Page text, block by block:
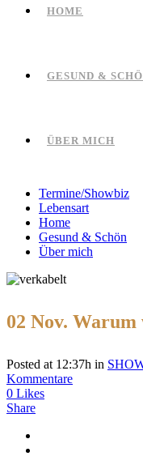
HOME
GESUND &
ÜBER MICH
Termine/Showbiz
Lebensart
Home
Gesund & Schön
Über mich
02 Nov. Warum
Posted at 12:37h in
Kommentare
0 Likes
Share